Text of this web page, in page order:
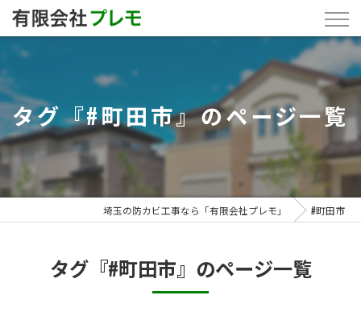
タグ『#町田市』のページ一覧
埼玉の防カビ工事なら「有限会社プレモ」 #町田市
タグ『#町田市』のページ一覧